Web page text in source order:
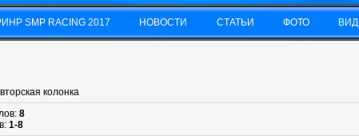
SMP RACING 2017 НОВОСТИ СТАТЬИ ФОТО
колонка
: 8
: 1-8